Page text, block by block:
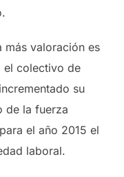
más valoración es
el colectivo de
su
de la fuerza
el año 2015 el
laboral.